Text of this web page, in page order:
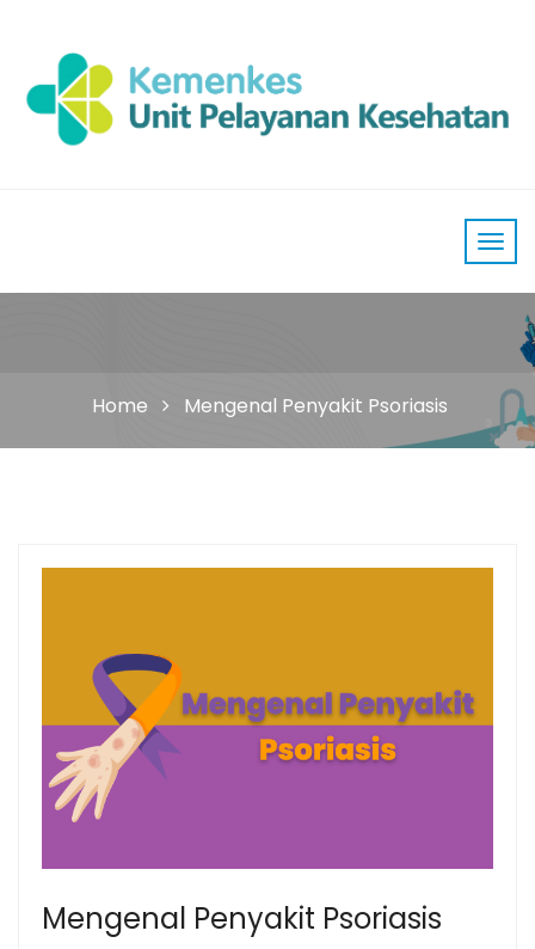
Home Mengenal Penyakit Psoriasis
Mengenal Penyakit Psoriasis